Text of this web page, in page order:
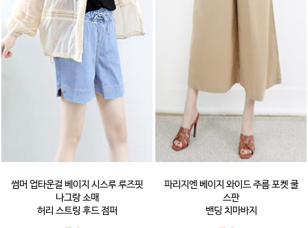
썸머 업타운걸 베이지 시스루 루즈핏
나그랑 소매
허리 스트링 후드 점퍼
파리지엔 베이지 와이드 주름 포켓 쿨
스판
밴딩 치마바지